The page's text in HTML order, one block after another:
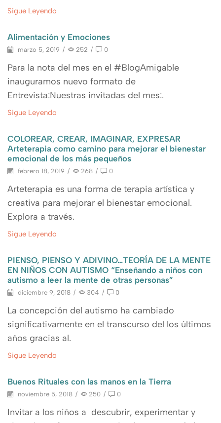
Sigue Leyendo
Alimentación y Emociones
marzo 5, 2019 / 252 / 0
Para la nota del mes en el #BlogAmigable
inauguramos nuevo formato de
Entrevista:Nuestras invitadas del mes:.
Sigue Leyendo
COLOREAR, CREAR, IMAGINAR, EXPRESAR
Arteterapia como camino para mejorar el bienestar
emocional de los más pequeños
febrero 18, 2019 / 268 / 0
Arteterapia es una forma de terapia artística y
creativa para mejorar el bienestar emocional.
Explora a través.
Sigue Leyendo
PIENSO, PIENSO Y ADIVINO…TEORÍA DE LA MENTE
EN NIÑOS CON AUTISMO “Enseñando a niños con
autismo a leer la mente de otras personas”
diciembre 9, 2018 / 304 / 0
La concepción del autismo ha cambiado
significativamente en el transcurso del los últimos
años gracias al.
Sigue Leyendo
Buenos Rituales con las manos en la Tierra
noviembre 5, 2018 / 250 / 0
Invitar a los niños a descubrir, experimentar y